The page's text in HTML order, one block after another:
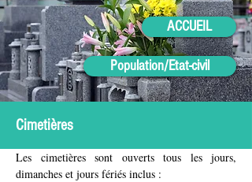
ACCUEIL
Population/Etat-civil
Cimetières
Les cimetières sont ouverts tous les jours,
dimanches et jours fériés inclus :